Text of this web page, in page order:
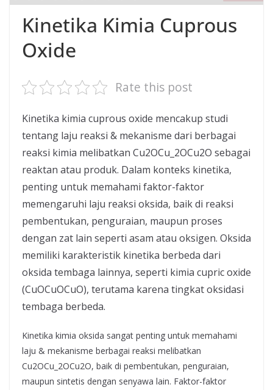
Kinetika Kimia Cuprous
Oxide
Rate this post
Kinetika kimia cuprous oxide mencakup studi
tentang laju reaksi & mekanisme dari berbagai
reaksi kimia melibatkan Cu2OCu_2OCu2​O sebagai
reaktan atau produk. Dalam konteks kinetika,
penting untuk memahami faktor-faktor
memengaruhi laju reaksi oksida, baik di reaksi
pembentukan, penguraian, maupun proses
dengan zat lain seperti asam atau oksigen. Oksida
memiliki karakteristik kinetika berbeda dari
oksida tembaga lainnya, seperti kimia cupric oxide
(CuOCuOCuO), terutama karena tingkat oksidasi
tembaga berbeda.
Kinetika kimia oksida sangat penting untuk memahami
laju & mekanisme berbagai reaksi melibatkan
Cu2OCu_2OCu2​O, baik di pembentukan, penguraian,
maupun sintetis dengan senyawa lain. Faktor-faktor